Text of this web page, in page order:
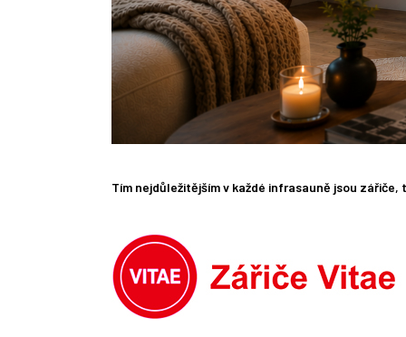
Tím nejdůležitějším v každé infrasauně jsou